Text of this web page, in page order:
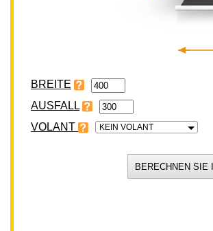
BREITE
VOLANT KEIN VOLANT